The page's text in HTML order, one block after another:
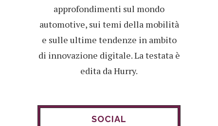
approfondimenti sul mondo
automotive, sui temi della mobilità
e sulle ultime tendenze in ambito
di innovazione digitale. La testata è
edita da Hurry.
SOCIAL